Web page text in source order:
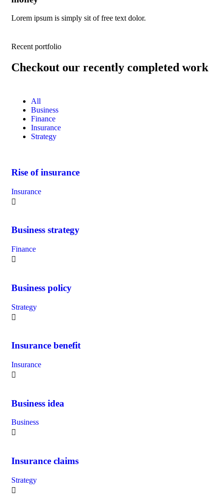
Lorem ipsum is simply sit of free text dolor.
Recent portfolio
Checkout our recently completed work
All
Business
Finance
Insurance
Strategy
Rise of insurance
Insurance
Business strategy
Finance
Business policy
Strategy
Insurance benefit
Insurance
Business idea
Business
Insurance claims
Strategy